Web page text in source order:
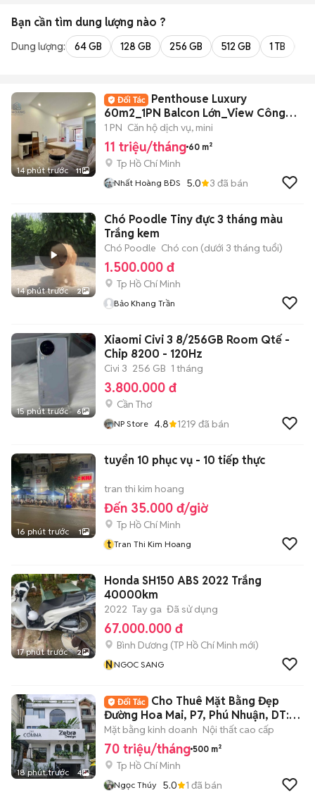
Bạn cần tìm dung lượng nào ?
Dung lượng: 64 GB 128 GB 256 GB 512 GB 1 TB
14 phút trước 11
Penthouse Luxury
60m2_1PN Balcon Lớn_View Công
Viên Ngay Võ Thị Sáu
1 PN Căn hộ dịch vụ, mini
11 triệu/tháng 60 m²
Tp Hồ Chí Minh
Nhất Hoàng BĐS 5.0 3 đã bán
14 phút trước 2
Chó Poodle Tiny đực 3 tháng màu
Trắng kem
Chó Poodle Chó con (dưới 3 tháng tuổi)
1.500.000 đ
Tp Hồ Chí Minh
Bảo Khang Trần
15 phút trước 6
Xiaomi Civi 3 8/256GB Room Qtế -
Chip 8200 - 120Hz
Civi 3 256 GB 1 tháng
3.800.000 đ
Cần Thơ
NP Store 4.8 1219 đã bán
16 phút trước 1
tuyển 10 phục vụ - 10 tiếp thực
tran thi kim hoang
Đến 35.000 đ/giờ
Tp Hồ Chí Minh
t Tran Thi Kim Hoang
17 phút trước 2
Honda SH150 ABS 2022 Trắng
40000km
2022 Tay ga Đã sử dụng
67.000.000 đ
Bình Dương (TP Hồ Chí Minh mới)
NNGOC SANG
18 phút trước 4
Cho Thuê Mặt Bằng Đẹp
Đường Hoa Mai, P7, Phú Nhuận, DT:
8x20m
Mặt bằng kinh doanh Nội thất cao cấp
70 triệu/tháng 500 m²
Tp Hồ Chí Minh
Ngọc Thúy 5.0 1 đã bán